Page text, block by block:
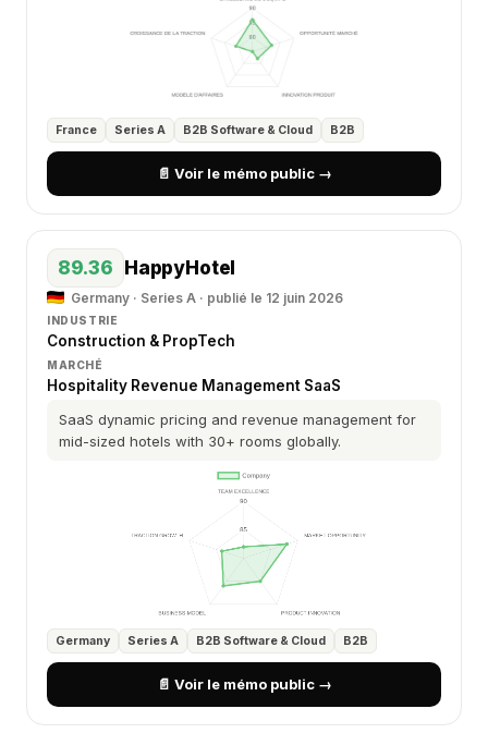
France Series A B2B Software & Cloud B2B
📄 Voir le mémo public →
89.36 HappyHotel
Germany · Series A · publié le 12 juin 2026
INDUSTRIE
Construction & PropTech
MARCHÉ
Hospitality Revenue Management SaaS
SaaS dynamic pricing and revenue management for
mid-sized hotels with 30+ rooms globally.
Germany Series A B2B Software & Cloud B2B
📄 Voir le mémo public →